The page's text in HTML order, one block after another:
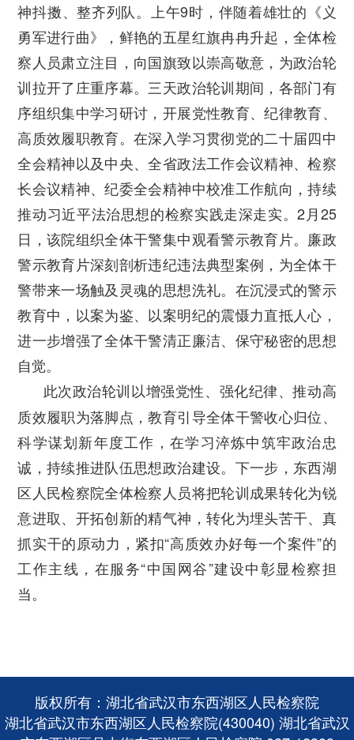
神抖擞、整齐列队。上午9时，伴随着雄壮的《义
勇军进行曲》，鲜艳的五星红旗冉冉升起，全体检
察人员肃立注目，向国旗致以崇高敬意，为政治轮
训拉开了庄重序幕。三天政治轮训期间，各部门有
序组织集中学习研讨，开展党性教育、纪律教育、
高质效履职教育。在深入学习贯彻党的二十届四中
全会精神以及中央、全省政法工作会议精神、检察
长会议精神、纪委全会精神中校准工作航向，持续
推动习近平法治思想的检察实践走深走实。2月25
日，该院组织全体干警集中观看警示教育片。廉政
警示教育片深刻剖析违纪违法典型案例，为全体干
警带来一场触及灵魂的思想洗礼。在沉浸式的警示
教育中，以案为鉴、以案明纪的震慑力直抵人心，
进一步增强了全体干警清正廉洁、保守秘密的思想
自觉。
此次政治轮训以增强党性、强化纪律、推动高
质效履职为落脚点，教育引导全体干警收心归位、
科学谋划新年度工作，在学习淬炼中筑牢政治忠
诚，持续推进队伍思想政治建设。下一步，东西湖
区人民检察院全体检察人员将把轮训成果转化为锐
意进取、开拓创新的精气神，转化为埋头苦干、真
抓实干的原动力，紧扣“高质效办好每一个案件”的
工作主线，在服务“中国网谷”建设中彰显检察担
当。
版权所有：湖北省武汉市东西湖区人民检察院
湖北省武汉市东西湖区人民检察院(430040) 湖北省武汉